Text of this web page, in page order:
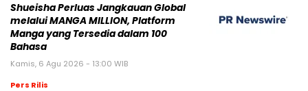
Shueisha Perluas Jangkauan Global
melalui MANGA MILLION, Platform
Manga yang Tersedia dalam 100
Bahasa
Kamis, 6 Agu 2026 - 13:00 WIB
Pers Rilis